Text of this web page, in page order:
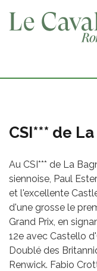
CSI*** de
Au CSI*** de La
siennoise, Paul
et l'excellente
d'une grosse le
Grand Prix, en
12e avec Castello
Doublé des
Renwick. Fabio